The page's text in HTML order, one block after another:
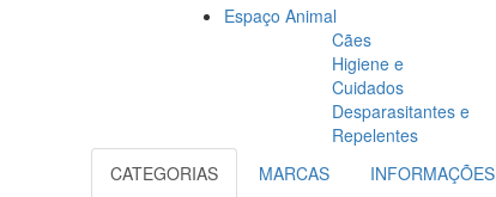
Espaço Animal
Cães
Higiene e
Cuidados
Desparasitantes e
Repelentes
CATEGORIAS
MARCAS
INFORMAÇÕES